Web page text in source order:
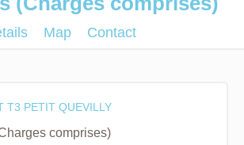
Map Contact
T3 PETIT QUEVILLY
comprises)